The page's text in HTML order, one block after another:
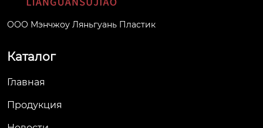
ООО Мэнчжоу Ляньгуань Пластик
Каталог
Главная
Продукция